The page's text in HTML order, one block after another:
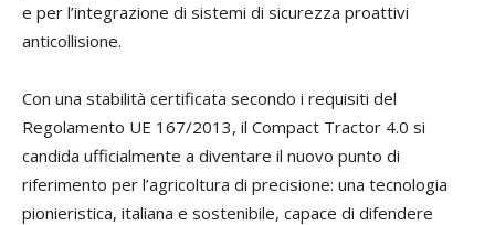
e per l’integrazione di sistemi di sicurezza proattivi
anticollisione.
Con una stabilità certificata secondo i requisiti del
Regolamento UE 167/2013, il Compact Tractor 4.0 si
candida ufficialmente a diventare il nuovo punto di
riferimento per l’agricoltura di precisione: una tecnologia
pionieristica, italiana e sostenibile, capace di difendere